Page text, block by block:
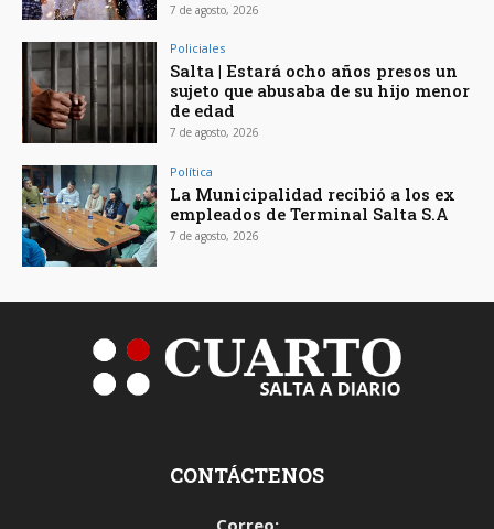
7 de agosto, 2026
Policiales
Salta | Estará ocho años presos un
sujeto que abusaba de su hijo menor
de edad
7 de agosto, 2026
Política
La Municipalidad recibió a los ex
empleados de Terminal Salta S.A
7 de agosto, 2026
CONTÁCTENOS
Correo: